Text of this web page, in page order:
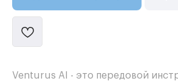
Venturus AI - это передовой